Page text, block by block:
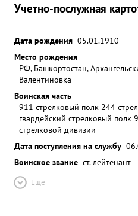
Учетно-послужная
Дата рождения 05.01.1910
Место рождения
РФ, Башкортостан,
Валентиновка
Воинская часть
911 стрелковый полк 244
гвардейский стрелковый полк
стрелковой дивизии
Дата поступления на службу
Воинское звание ст. лейтенант
Ещё